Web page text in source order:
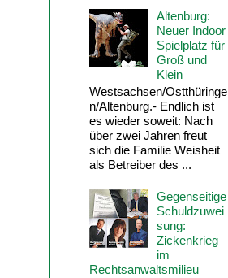
Altenburg:
Neuer Indoor
Spielplatz für
Groß und
Klein
Westsachsen/Ostthüringe
n/Altenburg.- Endlich ist
es wieder soweit: Nach
über zwei Jahren freut
sich die Familie Weisheit
als Betreiber des ...
Gegenseitige
Schuldzuwei
sung:
Zickenkrieg
im
Rechtsanwaltsmilieu